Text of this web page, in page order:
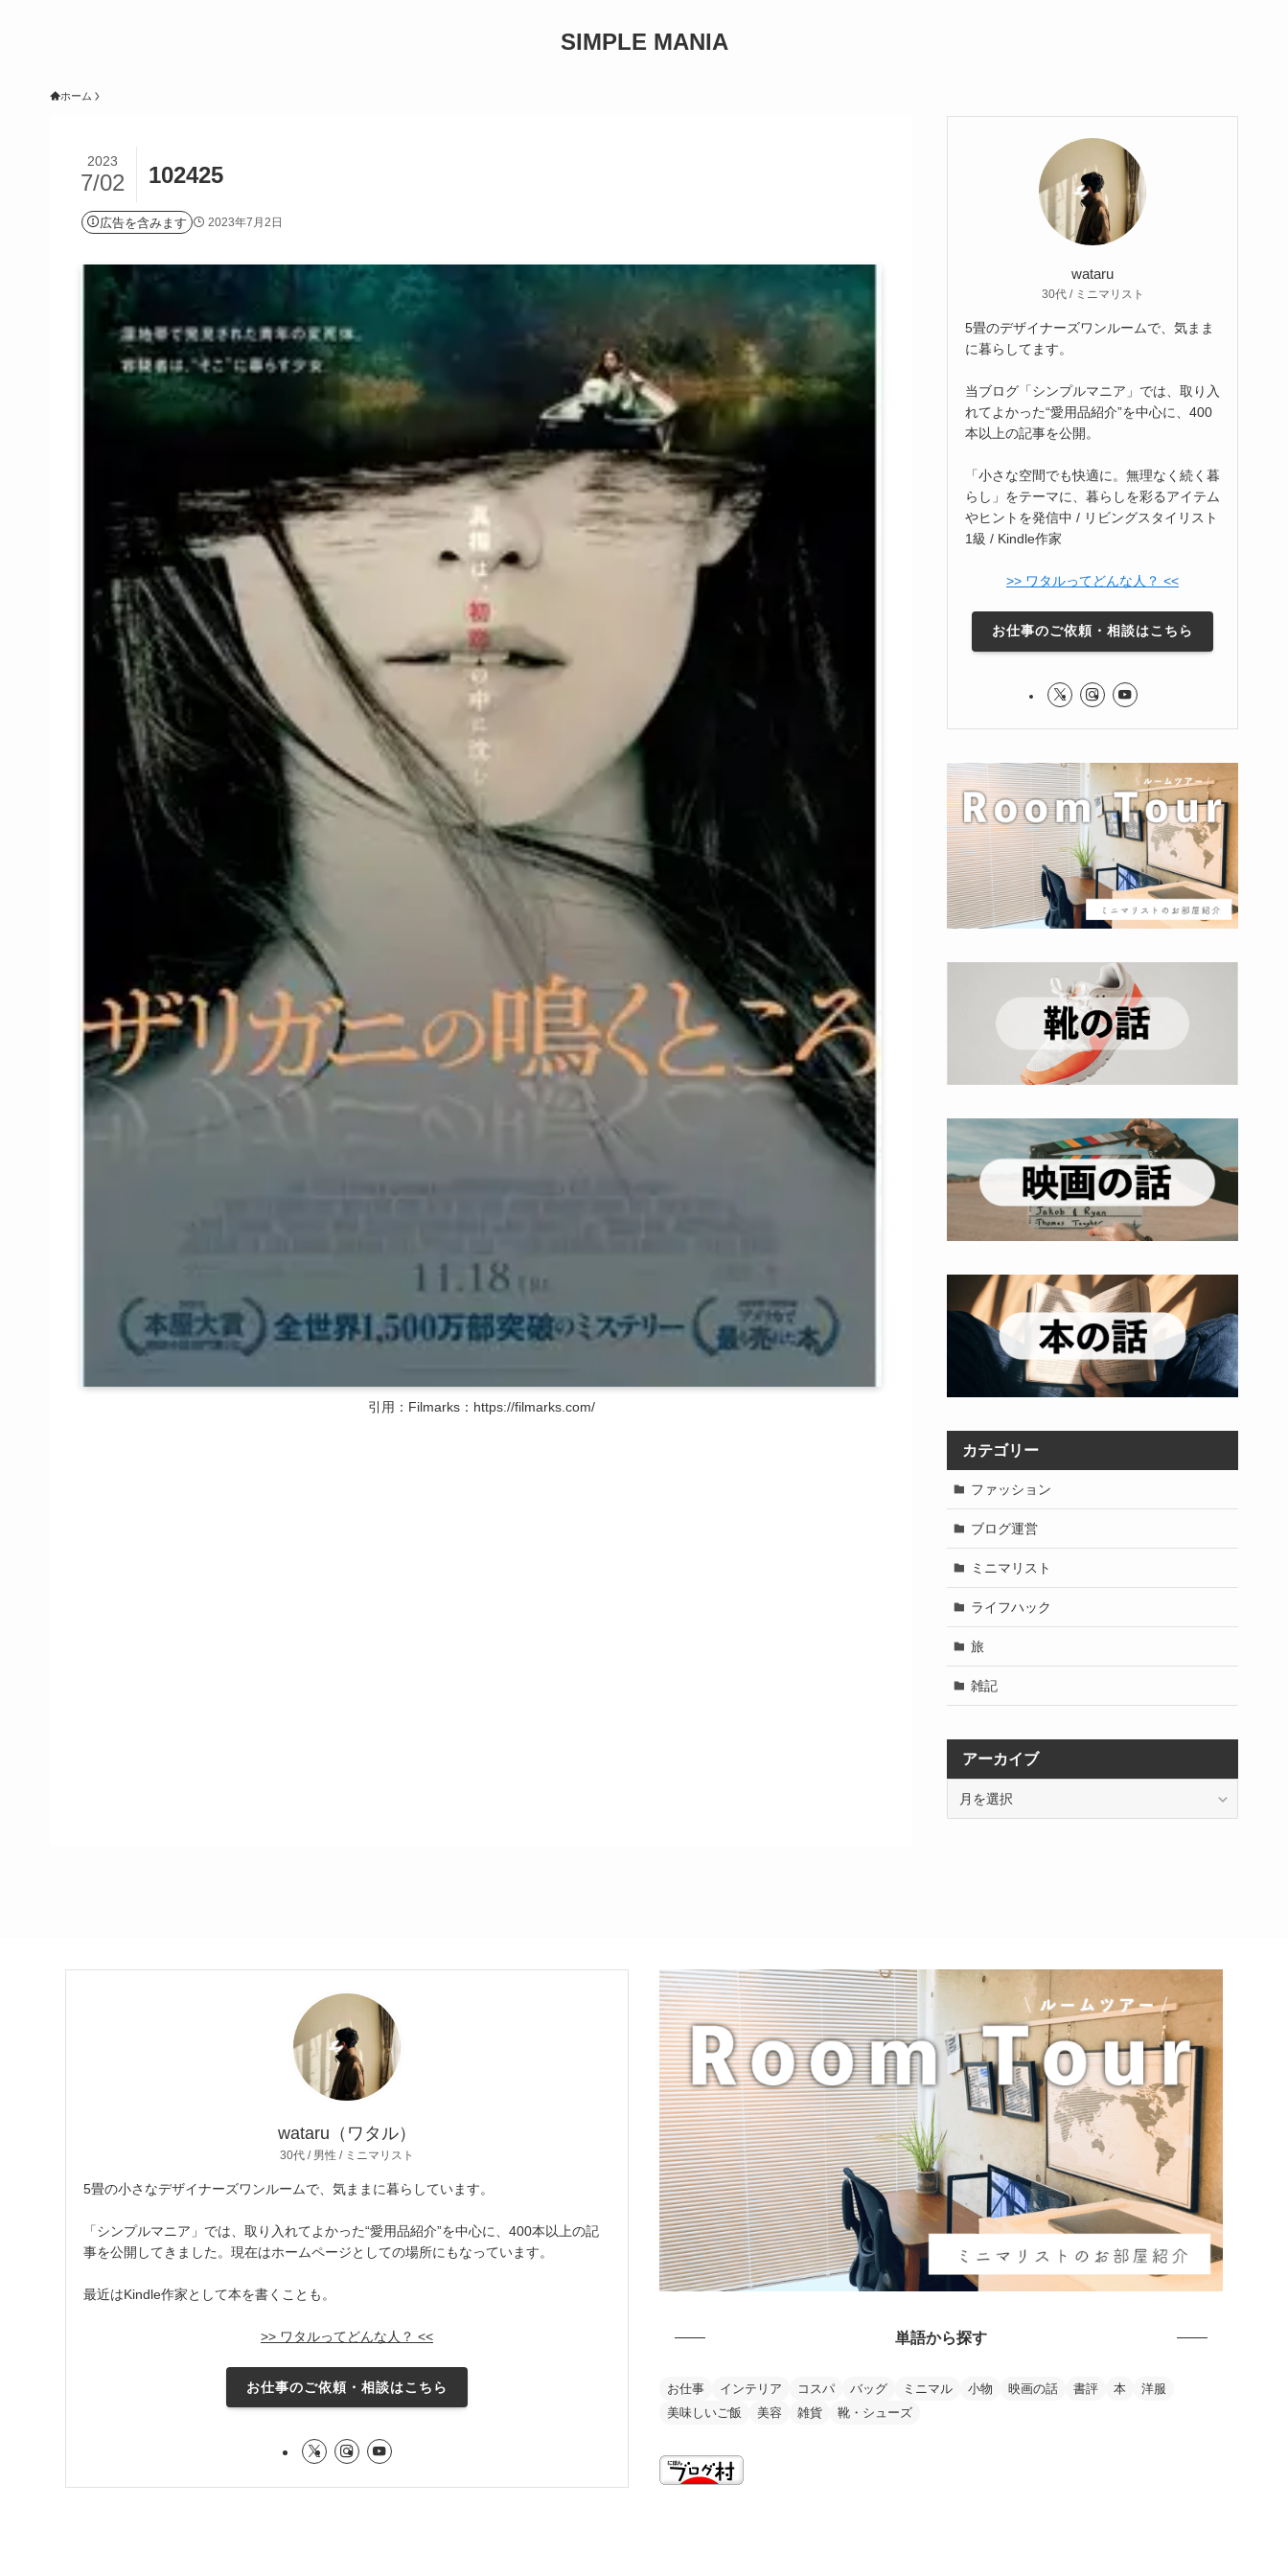
SIMPLE MANIA
ホーム
102425
2023
7/02
広告を含みます 2023年7月2日
引用：Filmarks：https://filmarks.com/
wataru
30代 / ミニマリスト
5畳のデザイナーズワンルームで、気まま
に暮らしてます。
当ブログ「シンプルマニア」では、取り入
れてよかった“愛用品紹介”を中心に、400
本以上の記事を公開。
「小さな空間でも快適に。無理なく続く暮
らし」をテーマに、暮らしを彩るアイテム
やヒントを発信中 / リビングスタイリスト
1級 / Kindle作家
>> ワタルってどんな人？ <<
お仕事のご依頼・相談はこちら
カテゴリー
ファッション
ブログ運営
ミニマリスト
ライフハック
旅
雑記
アーカイブ
wataru（ワタル）
30代 / 男性 / ミニマリスト
5畳の小さなデザイナーズワンルームで、気ままに暮らしています。
「シンプルマニア」では、取り入れてよかった“愛用品紹介”を中心に、400本以上の記
事を公開してきました。現在はホームページとしての場所にもなっています。
最近はKindle作家として本を書くことも。
>> ワタルってどんな人？ <<
お仕事のご依頼・相談はこちら
単語から探す
お仕事 インテリア コスパ バッグ ミニマル 小物 映画の話 書評 本
洋服
美味しいご飯
美容 雑貨 靴・シューズ